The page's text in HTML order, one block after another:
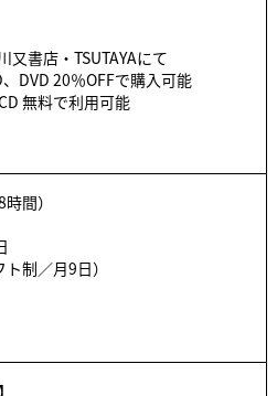
書店・TSUTAYAにて
DVD 20％OFFで購入可能
無料で利用可能
間）
制／月9日）